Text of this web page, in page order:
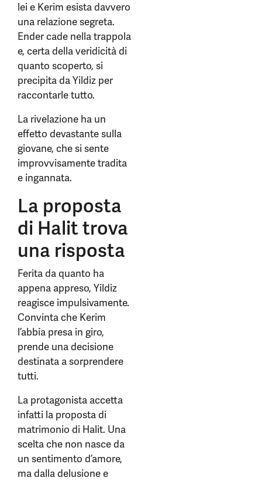
lei e Kerim esista davvero
una relazione segreta.
Ender cade nella trappola
e, certa della veridicità di
quanto scoperto, si
precipita da Yildiz per
raccontarle tutto.
La rivelazione ha un
effetto devastante sulla
giovane, che si sente
improvvisamente tradita
e ingannata.
La proposta
di Halit trova
una risposta
Ferita da quanto ha
appena appreso, Yildiz
reagisce impulsivamente.
Convinta che Kerim
l’abbia presa in giro,
prende una decisione
destinata a sorprendere
tutti.
La protagonista accetta
infatti la proposta di
matrimonio di Halit. Una
scelta che non nasce da
un sentimento d’amore,
ma dalla delusione e